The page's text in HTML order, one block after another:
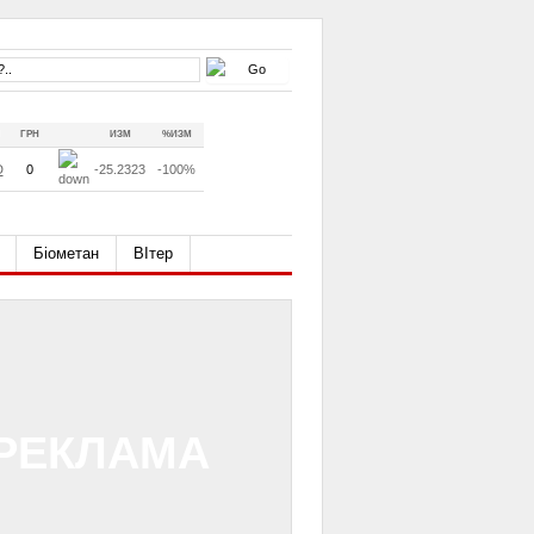
ГРН ИЗМ %ИЗМ
0 -25.2323 -100%
Біометан ВІтер